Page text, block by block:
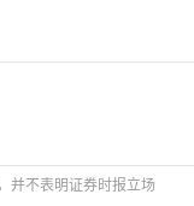
并不表明证券时报立场